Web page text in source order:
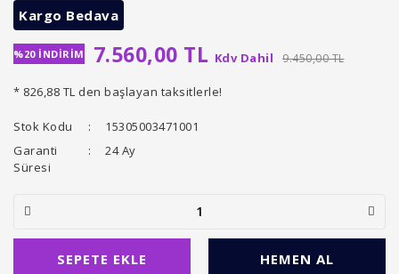
Kargo Bedava
%20 İNDİRİM 7.560,00 TL Kdv Dahil 9.450,00 TL
* 826,88 TL den başlayan taksitlerle!
Stok Kodu
15305003471001
Garanti
Süresi
24 Ay
SEPETE EKLE HEMEN AL